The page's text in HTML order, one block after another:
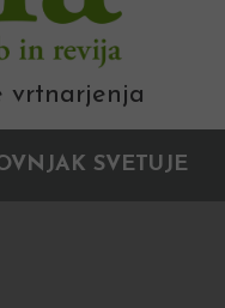
vrtnarjenja
SVETUJE